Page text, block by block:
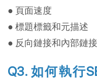
● 頁面速度
● 標題標籤和元描述
● 反向鏈接和內部鏈接
Q3. 如何執行